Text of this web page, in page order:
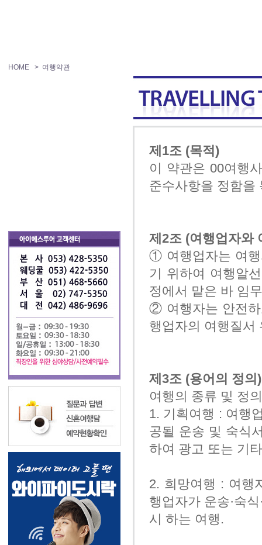
HOME > 여행약관
제1조 (목적)
이 약관은 00여행
준수사항을 정함을
제2조 (여행업자와
① 여행업자는 여행
기 위하여 여행알
정에서 맡은 바 임
② 여행자는 안전하
행업자의 여행질서
제3조 (용어의 정의)
여행의 종류 및 정
1. 기획여행 : 여행
공될 운송 및 숙식
하여 광고 또는 기
2. 희망여행 : 여행
행업자가 운송·숙
시 하는 여행.